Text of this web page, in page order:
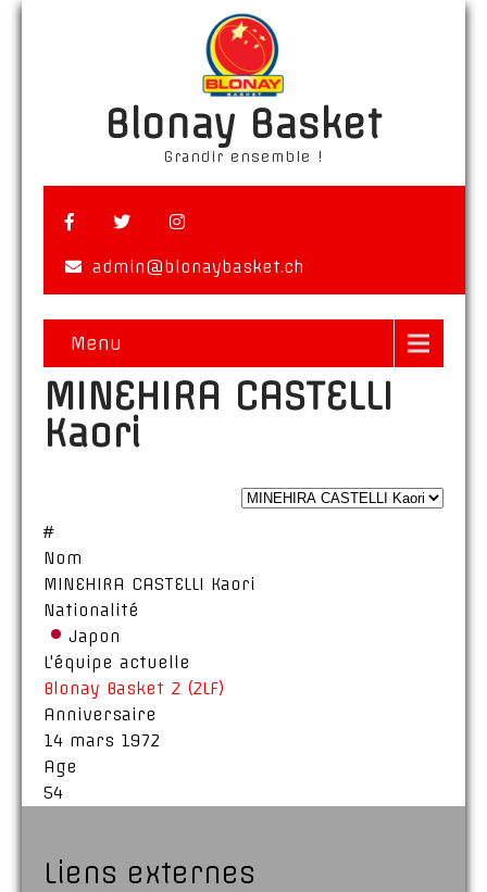
Blonay Basket
Grandir ensemble !
admin@blonaybasket.ch
Menu
MINEHIRA CASTELLI
Kaori
#
Nom
MINEHIRA CASTELLI Kaori
Nationalité
Japon
L'équipe actuelle
Blonay Basket 2 (2LF)
Anniversaire
14 mars 1972
Age
54
Liens externes